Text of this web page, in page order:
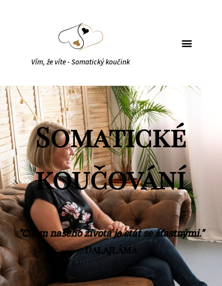
Vím, že víte - Somatický koučink
Somatické
koučování
"Cílem našeho života je stát se šťastnými."
Dalajláma